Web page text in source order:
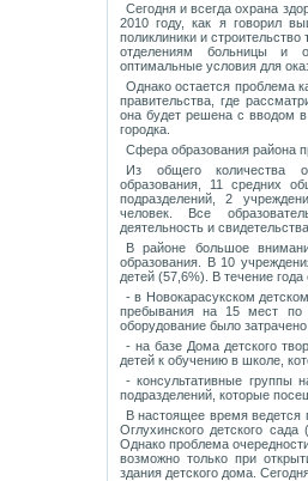
Сегодня и всегда охрана
2010 году, как я говорил
поликлиники и
отделениям больницы и
оптимальные условия для
Однако остается проблема
правительства, где
она будет решена с вводом в
городка.
Сфера образования района
Из общего количества
образования, 11 средних
подразделений, 2
человек. Все
деятельность и
В районе большое
образования. В 10
детей (57,6%). В течение
- в Новокарасукском
пребывания на 15 мест по
оборудование было
- на базе Дома детского
детей к обучению в школе,
- консультативные группы
подразделений, которые
В настоящее время ведется
Оглухинского детского
Однако проблема
возможно только при
здания детского дома.